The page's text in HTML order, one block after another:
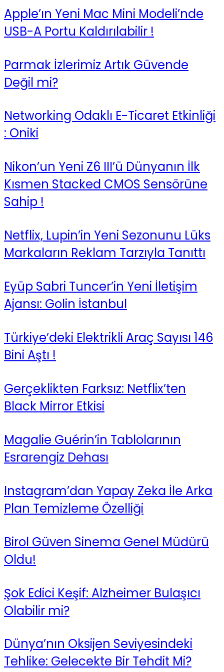
Apple’ın Yeni Mac Mini Modeli’nde
USB-A Portu Kaldırılabilir !
Parmak İzlerimiz Artık Güvende
Değil mi?
Networking Odaklı E-Ticaret Etkinliği
: Oniki
Nikon’un Yeni Z6 III’ü Dünyanın İlk
Kısmen Stacked CMOS Sensörüne
Sahip !
Netflix, Lupin’in Yeni Sezonunu Lüks
Markaların Reklam Tarzıyla Tanıttı
Eyüp Sabri Tuncer’in Yeni İletişim
Ajansı: Golin İstanbul
Türkiye’deki Elektrikli Araç Sayısı 146
Bini Aştı !
Gerçeklikten Farksız: Netflix’ten
Black Mirror Etkisi
Magalie Guérin’in Tablolarının
Esrarengiz Dehası
Instagram’dan Yapay Zeka İle Arka
Plan Temizleme Özelliği
Birol Güven Sinema Genel Müdürü
Oldu!
Şok Edici Keşif: Alzheimer Bulaşıcı
Olabilir mi?
Dünya’nın Oksijen Seviyesindeki
Tehlike: Gelecekte Bir Tehdit Mi?